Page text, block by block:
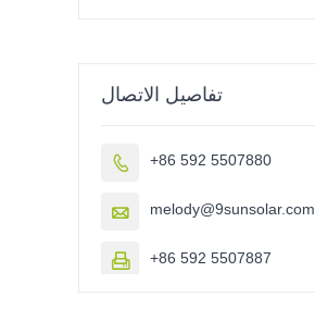
تفاصيل الاتصال
 +86 592 5507880
 melody@9sunsolar.com
 +86 592 5507887